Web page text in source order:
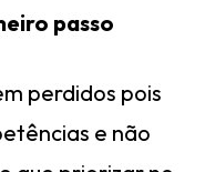
passo
perdidos pois
e não